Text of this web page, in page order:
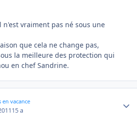
n'est vraiment pas né sous une
que cela ne change pas,
la meilleure des protection qui
en chef Sandrine.
en vacance
15 a